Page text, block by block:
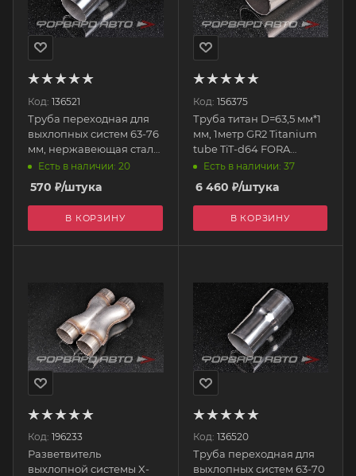
Код: 136521
Труба переходная для
выхлопных систем 63-76
мм, нержавеющая сталь
EP-BJ63R76 EPMAN
Есть в наличии: 20
570 ₽/штука
В КОРЗИНУ
Код: 156375
Труба титан D=63,5 мм*1
мм, 1метр GR2 Titanium
tube TiT-d64 FORA
TITANIUM
Есть в наличии: 37
6 460 ₽/штука
В КОРЗИНУ
Код: 196233
Разветвитель
выхлопной системы X-
Код: 136520
Труба переходная для
выхлопных систем 63-70